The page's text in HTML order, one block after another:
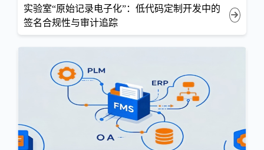
实验室“原始记录电子化”：低代码定制开发中的
签名合规性与审计追踪